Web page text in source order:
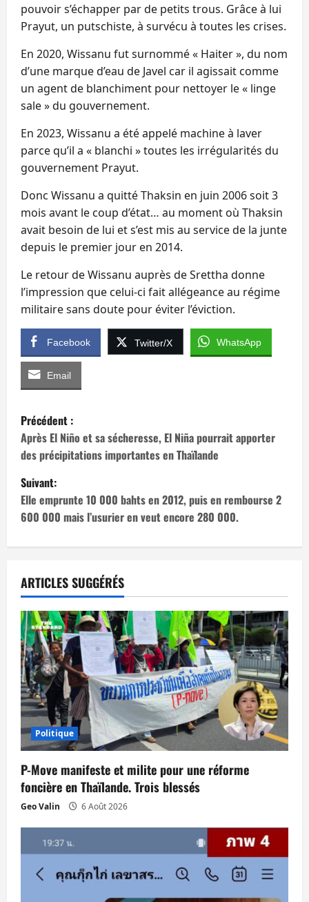
pouvoir s’échapper par de petits trous. Grâce à lui
Prayut, un putschiste, à survécu à toutes les crises.
En 2020, Wissanu fut surnommé « Haiter », du nom
d’une marque d’eau de Javel car il agissait comme
un agent de blanchiment pour nettoyer le « linge
sale » du gouvernement.
En 2023, Wissanu a été appelé machine à laver
parce qu’il a « blanchi » toutes les irrégularités du
gouvernement Prayut.
Donc Wissanu a quitté Thaksin en juin 2006 soit 3
mois avant le coup d’état… au moment où Thaksin
avait besoin de lui et s’est mis au service de la junte
depuis le premier jour en 2014.
Le retour de Wissanu auprès de Srettha donne
l’impression que celui-ci fait allégeance au régime
militaire sans doute pour éviter l’éviction.
Facebook Twitter/X WhatsApp
Email
N
a
v
i
g
t
i
o
n
d
’
a
r
t
i
Précédent :
Après El Niño et sa sécheresse, El Niña pourrait apporter
des précipitations importantes en Thaïlande
Suivant:
Elle emprunte 10 000 bahts en 2012, puis en rembourse 2
600 000 mais l’usurier en veut encore 280 000.
ARTICLES SUGGÉRÉS
Politique
P-Move manifeste et milite pour une réforme
foncière en Thaïlande. Trois blessés
Geo Valin 6 Août 2026